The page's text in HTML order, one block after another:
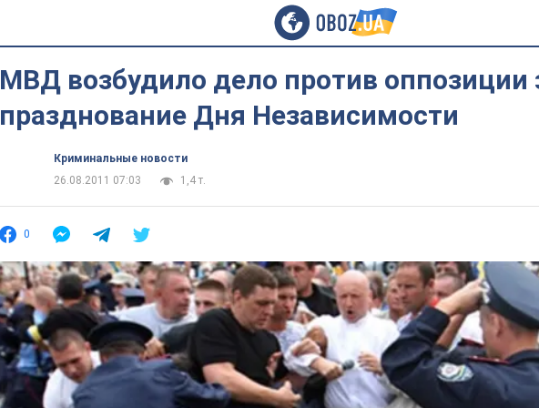
МВД возбудило дело против оппозиции
празднование Дня Независимости
Криминальные новости
26.08.2011 07:03
1,4 т.
0